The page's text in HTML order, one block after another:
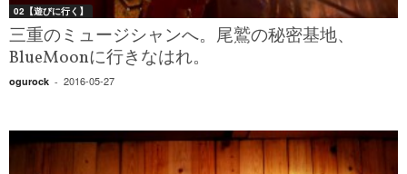
02【遊びに行く】
三重のミュージシャンへ。尾鷲の秘密基地、
BlueMoonに行きなはれ。
ogurock - 2016-05-27